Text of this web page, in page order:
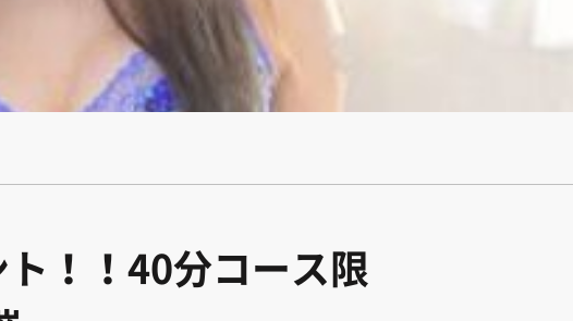
！！40分コース限